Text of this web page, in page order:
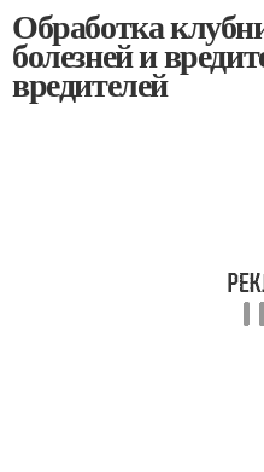
Обработка
болезней и
вредителей